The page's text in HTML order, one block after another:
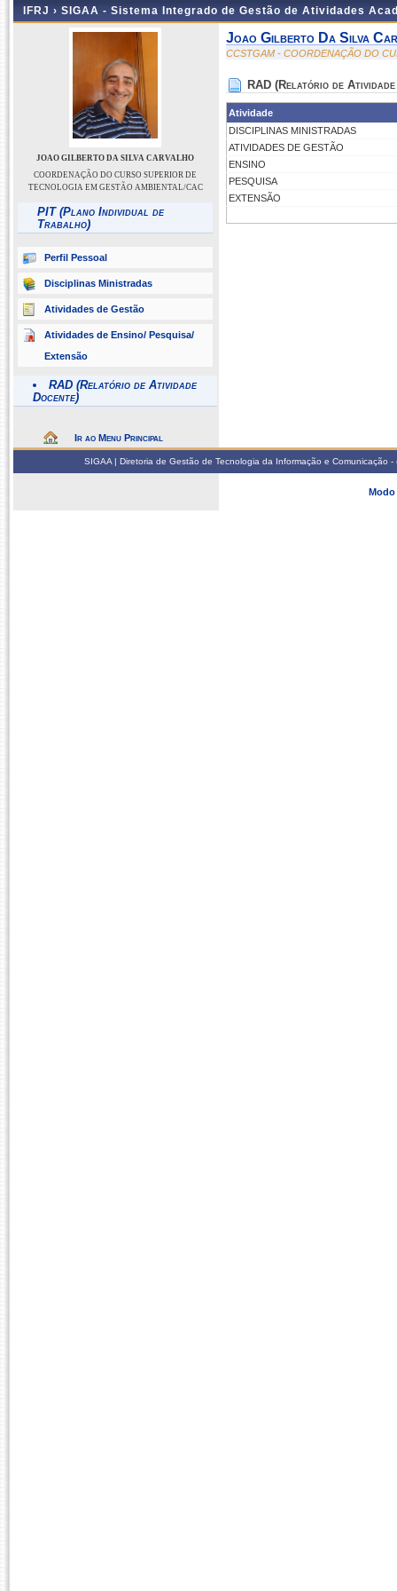
IFRJ › SIGAA - Sistema Integrado de Gestão de Atividades
JOAO GILBERTO DA SILVA CARVALHO
COORDENAÇÃO DO CURSO SUPERIOR DE
TECNOLOGIA EM GESTÃO AMBIENTAL/CAC
PIT (Plano Individual de
Trabalho)
Perfil Pessoal
Disciplinas Ministradas
Atividades de Gestão
Atividades de Ensino/ Pesquisa/
Extensão
RAD (Relatório de Atividade
Docente)
Ir ao Menu Principal
Joao Gilberto Da Silva
CCSTGAM - COORDENAÇÃO DO
RAD (Relatório de
Atividade
DISCIPLINAS MINISTRADAS
ATIVIDADES DE GESTÃO
ENSINO
PESQUISA
EXTENSÃO
SIGAA | Diretoria de Gestão de Tecnologia da Informação e
Modo